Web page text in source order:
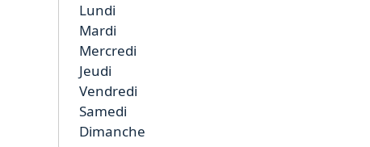
Lundi
Mardi
Mercredi
Jeudi
Vendredi
Samedi
Dimanche